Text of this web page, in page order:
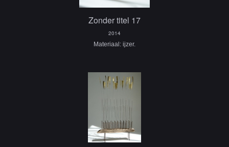
Zonder titel 17
2014
Materiaal: ijzer.